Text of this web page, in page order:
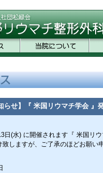
らせ】『 米国リウマチ学会 』
日(水) に開催されます『 米国リ
しますが、ご了承のほどお願い